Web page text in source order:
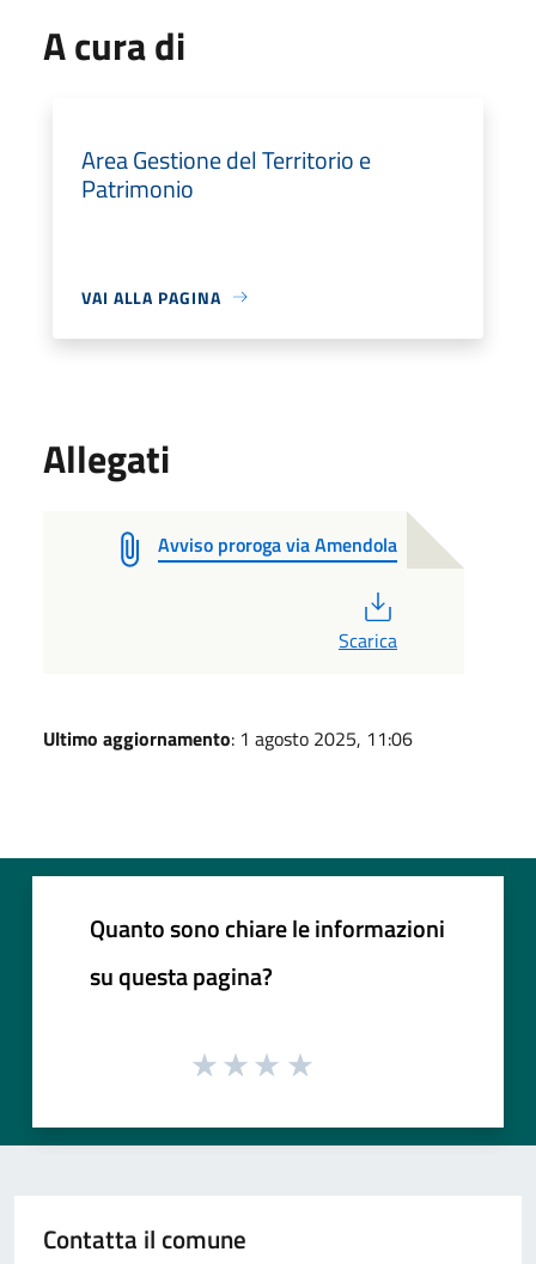
A cura di
Area Gestione del Territorio e
Patrimonio
VAI ALLA PAGINA
Allegati
Avviso proroga via Amendola
Scarica
Ultimo aggiornamento: 1 agosto 2025, 11:06
Quanto sono chiare le informazioni
su questa pagina?
Contatta il comune